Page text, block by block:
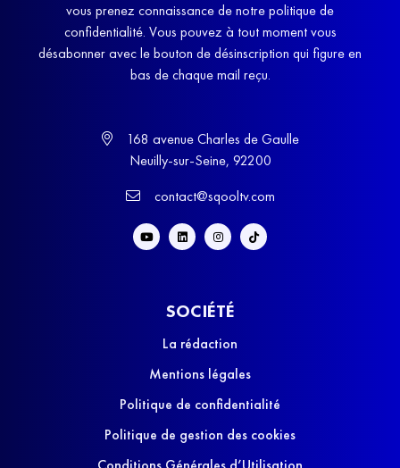
vous prenez connaissance de notre politique de
confidentialité. Vous pouvez à tout moment vous
désabonner avec le bouton de désinscription qui figure en
bas de chaque mail reçu.
168 avenue Charles de Gaulle
Neuilly-sur-Seine, 92200
contact@sqooltv.com
SOCIÉTÉ
La rédaction
Mentions légales
Politique de confidentialité
Politique de gestion des cookies